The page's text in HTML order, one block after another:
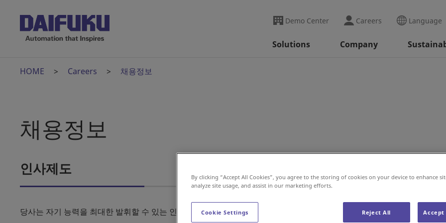
Demo Center Careers Language
Solutions Company
HOME Careers 채용정보
채용정보
인사제도
당사는 자기 능력을 최대한 발휘할 수 있는 인사제도를 지원하고 있습니다.
By clicking “Accept All Cookies”, you agree to the storing of cookies on your device to enhance
analyze site usage, and assist in our marketing efforts.
Cookie Settings Reject All Accept